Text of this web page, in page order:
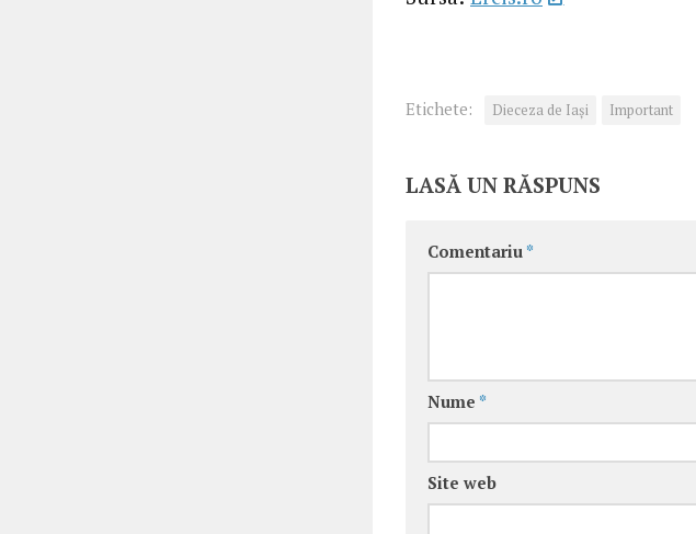
Etichete: Dieceza de Iași Important
LASĂ UN RĂSPUNS
Comentariu *
Nume *
Site web